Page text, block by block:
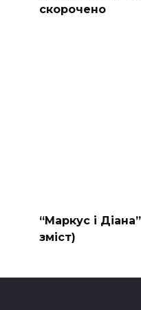
скорочено
“Маркус і
зміст)